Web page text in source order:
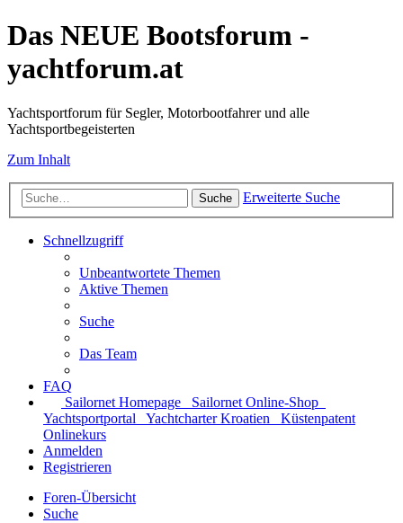
Das NEUE Bootsforum -
yachtforum.at
Yachtsportforum für Segler, Motorbootfahrer und alle
Yachtsportbegeisterten
Zum Inhalt
Suche Erweiterte Suche
Schnellzugriff
Unbeantwortete Themen
Aktive Themen
Suche
Das Team
FAQ
Sailornet Homepage
Sailornet Online-Shop
Yachtsportportal
Yachtcharter Kroatien
Küstenpatent
Onlinekurs
Anmelden
Registrieren
Foren-Übersicht
Suche